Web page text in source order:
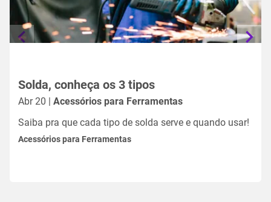
Solda, conheça os 3 tipos
Abr 20 | Acessórios para Ferramentas
Saiba pra que cada tipo de solda serve e quando usar!
Acessórios para Ferramentas